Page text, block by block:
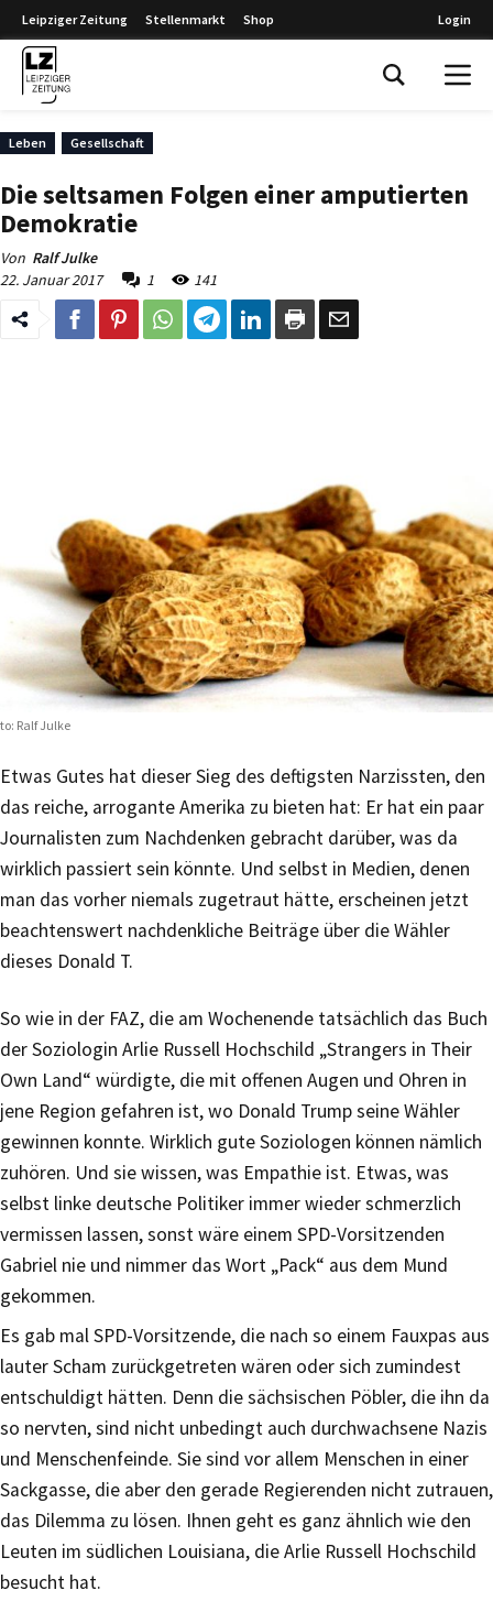
Leipziger Zeitung Stellenmarkt Shop Login
Leben Gesellschaft
Die seltsamen Folgen einer amputierten
Demokratie
Von Ralf Julke
22. Januar 2017
1 141
Ralf Julke
Etwas Gutes hat dieser Sieg des deftigsten Narzissten, den
das reiche, arrogante Amerika zu bieten hat: Er hat ein paar
Journalisten zum Nachdenken gebracht darüber, was da
wirklich passiert sein könnte. Und selbst in Medien, denen
man das vorher niemals zugetraut hätte, erscheinen jetzt
beachtenswert nachdenkliche Beiträge über die Wähler
dieses Donald T.
So wie in der FAZ, die am Wochenende tatsächlich das Buch
der Soziologin Arlie Russell Hochschild „Strangers in Their
Own Land“ würdigte, die mit offenen Augen und Ohren in
jene Region gefahren ist, wo Donald Trump seine Wähler
gewinnen konnte. Wirklich gute Soziologen können nämlich
zuhören. Und sie wissen, was Empathie ist. Etwas, was
selbst linke deutsche Politiker immer wieder schmerzlich
vermissen lassen, sonst wäre einem SPD-Vorsitzenden
Gabriel nie und nimmer das Wort „Pack“ aus dem Mund
gekommen.
Es gab mal SPD-Vorsitzende, die nach so einem Fauxpas aus
lauter Scham zurückgetreten wären oder sich zumindest
entschuldigt hätten. Denn die sächsischen Pöbler, die ihn da
so nervten, sind nicht unbedingt auch durchwachsene Nazis
und Menschenfeinde. Sie sind vor allem Menschen in einer
Sackgasse, die aber den gerade Regierenden nicht zutrauen,
das Dilemma zu lösen. Ihnen geht es ganz ähnlich wie den
Leuten im südlichen Louisiana, die Arlie Russell Hochschild
besucht hat.